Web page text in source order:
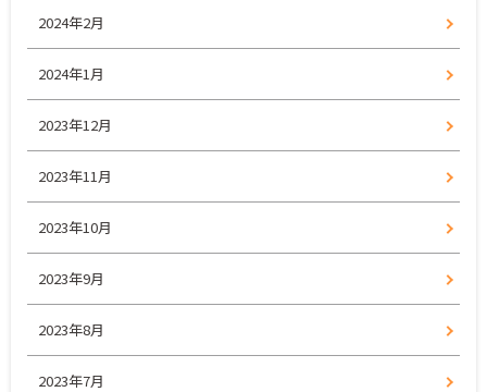
2024年2月
2024年1月
2023年12月
2023年11月
2023年10月
2023年9月
2023年8月
2023年7月